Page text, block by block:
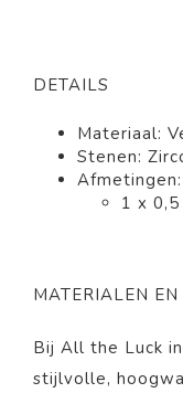
DETAILS
Materiaal:
Stenen:
Afmetingen:
1 x 0,5
MATERIALEN EN
Bij All the Luck
stijlvolle,